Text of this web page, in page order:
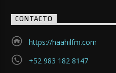
CONTACTO
https://haahilfm.com
+52 983 182 8147